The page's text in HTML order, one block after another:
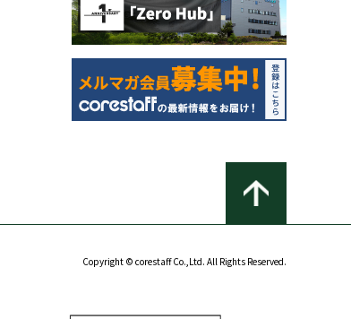
Copyright © corestaff Co.,Ltd. All Rights Reserved.